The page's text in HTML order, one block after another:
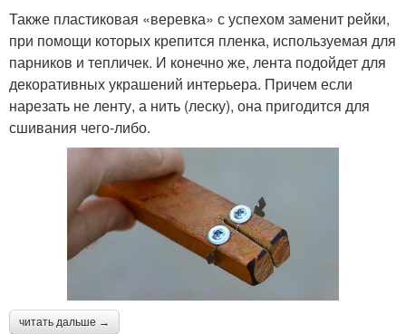
Также пластиковая «веревка» с успехом заменит рейки,
при помощи которых крепится пленка, используемая для
парников и тепличек. И конечно же, лента подойдет для
декоративных украшений интерьера. Причем если
нарезать не ленту, а нить (леску), она пригодится для
сшивания чего-либо.
читать дальше →